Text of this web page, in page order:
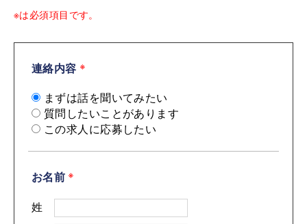
※は必須項目です。
連絡内容 ※
まずは話を聞いてみたい
質問したいことがあります
この求人に応募したい
お名前 ※
姓